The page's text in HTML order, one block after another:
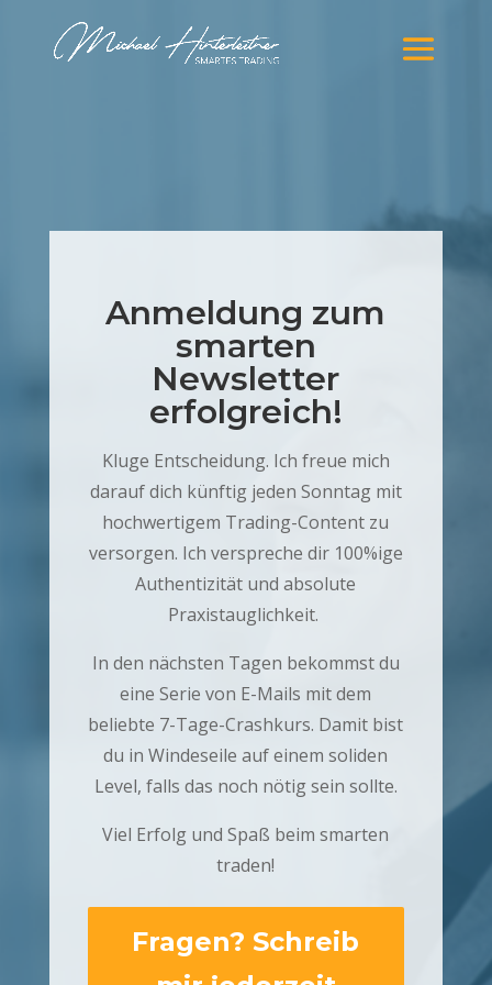
Anmeldung zum
smarten
Newsletter
erfolgreich!
Kluge Entscheidung. Ich freue mich
darauf dich künftig jeden Sonntag mit
hochwertigem Trading-Content zu
versorgen. Ich verspreche dir 100%ige
Authentizität und absolute
Praxistauglichkeit.
In den nächsten Tagen bekommst du
eine Serie von E-Mails mit dem
beliebte 7-Tage-Crashkurs. Damit bist
du in Windeseile auf einem soliden
Level, falls das noch nötig sein sollte.
Viel Erfolg und Spaß beim smarten
traden!
Fragen? Schreib